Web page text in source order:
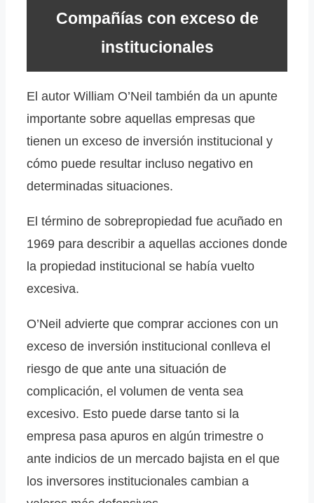
Compañías con exceso de
institucionales
El autor William O’Neil también da un apunte
importante sobre aquellas empresas que
tienen un exceso de inversión institucional y
cómo puede resultar incluso negativo en
determinadas situaciones.
El término de sobrepropiedad fue acuñado en
1969 para describir a aquellas acciones donde
la propiedad institucional se había vuelto
excesiva.
O’Neil advierte que comprar acciones con un
exceso de inversión institucional conlleva el
riesgo de que ante una situación de
complicación, el volumen de venta sea
excesivo. Esto puede darse tanto si la
empresa pasa apuros en algún trimestre o
ante indicios de un mercado bajista en el que
los inversores institucionales cambian a